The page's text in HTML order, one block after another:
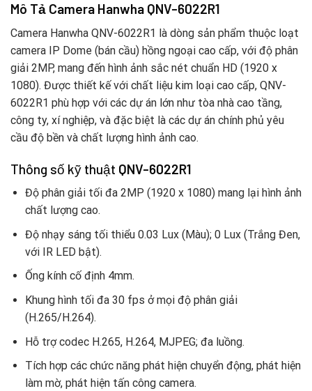
Mô Tả Camera Hanwha QNV-6022R1
Camera Hanwha QNV-6022R1 là dòng sản phẩm thuộc loạt
camera IP Dome (bán cầu) hồng ngoại cao cấp, với độ phân
giải 2MP, mang đến hình ảnh sắc nét chuẩn HD (1920 x
1080). Được thiết kế với chất liệu kim loại cao cấp, QNV-
6022R1 phù hợp với các dự án lớn như tòa nhà cao tầng,
công ty, xí nghiệp, và đặc biệt là các dự án chính phủ yêu
cầu độ bền và chất lượng hình ảnh cao.
Thông số kỹ thuật QNV-6022R1
Độ phân giải tối đa 2MP (1920 x 1080) mang lại hình ảnh
chất lượng cao.
Độ nhạy sáng tối thiểu 0.03 Lux (Màu); 0 Lux (Trắng Đen,
với IR LED bật).
Ống kính cố định 4mm.
Khung hình tối đa 30 fps ở mọi độ phân giải
(H.265/H.264).
Hỗ trợ codec H.265, H.264, MJPEG; đa luồng.
Tích hợp các chức năng phát hiện chuyển động, phát hiện
làm mờ, phát hiện tấn công camera.